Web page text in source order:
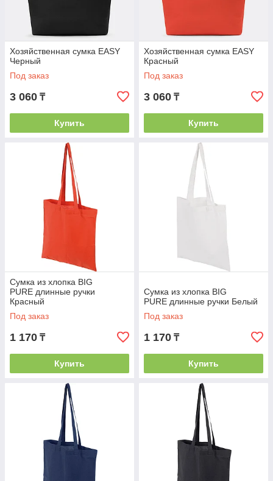
Хозяйственная сумка EASY
Черный
Под заказ
3 060 ₸
Купить
Хозяйственная сумка EASY
Красный
Под заказ
3 060 ₸
Купить
Cумка из хлопка BIG
PURE длинные ручки
Красный
Под заказ
1 170 ₸
Купить
Cумка из хлопка BIG
PURE длинные ручки Белый
Под заказ
1 170 ₸
Купить